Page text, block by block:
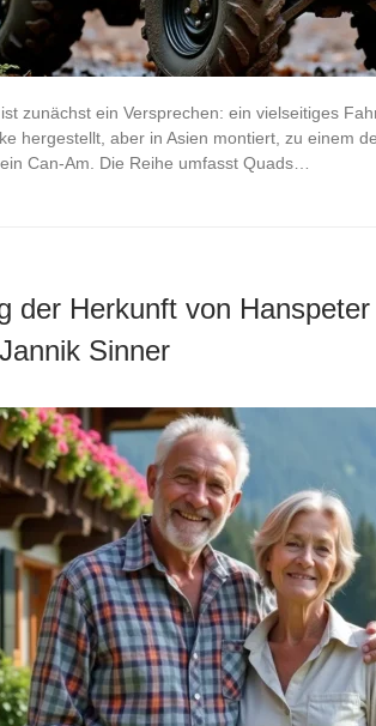
zunächst ein Versprechen: ein vielseitiges
hergestellt, aber in Asien montiert, zu einem
Can-Am. Die Reihe umfasst Quads…
der Herkunft von
Sinner